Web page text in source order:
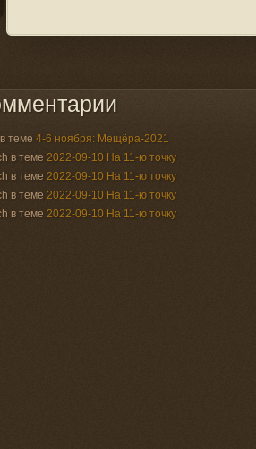
теме 4-6 ноября: Мещёра-2021
в теме 2022-09-10 На 11-ю точку
в теме 2022-09-10 На 11-ю точку
в теме 2022-09-10 На 11-ю точку
в теме 2022-09-10 На 11-ю точку